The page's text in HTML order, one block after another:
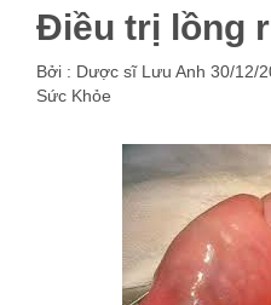
Điều trị lồng
Bởi : Dược sĩ Lưu Anh 30/12/
Sức Khỏe